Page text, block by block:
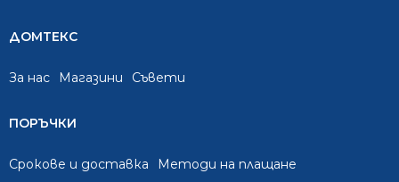
ДОМТЕКС
За нас Mагазини Съвети
ПОРЪЧКИ
Срокове и доставка
Методи на плащане